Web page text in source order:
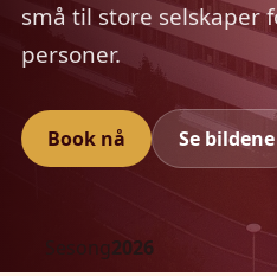
små til store selskaper
personer.
Book nå Se bildene
Sesong2026